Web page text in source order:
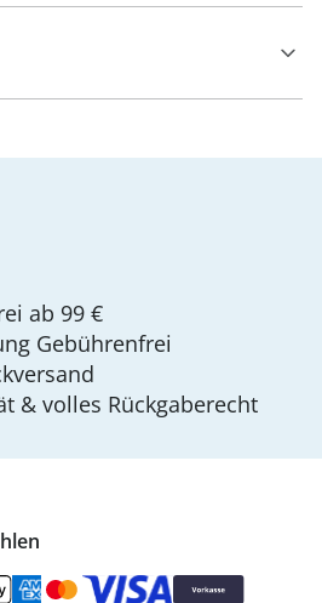
ab 99 €
Gebührenfrei
& volles Rückgaberecht